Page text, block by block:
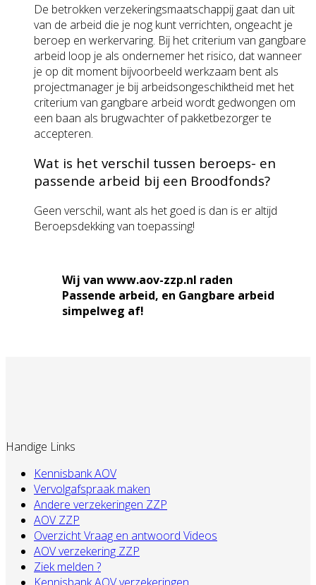
De betrokken verzekeringsmaatschappij gaat dan uit
van de arbeid die je nog kunt verrichten, ongeacht je
beroep en werkervaring. Bij het criterium van gangbare
arbeid loop je als ondernemer het risico, dat wanneer
je op dit moment bijvoorbeeld werkzaam bent als
projectmanager je bij arbeidsongeschiktheid met het
criterium van gangbare arbeid wordt gedwongen om
een baan als brugwachter of pakketbezorger te
accepteren.
Wat is het verschil tussen beroeps- en
passende arbeid bij een Broodfonds?
Geen verschil, want als het goed is dan is er altijd
Beroepsdekking van toepassing!
Wij van www.aov-zzp.nl raden
Passende arbeid, en Gangbare arbeid
simpelweg af!
Handige Links
Kennisbank AOV
Vervolgafspraak maken
Andere verzekeringen ZZP
AOV ZZP
Overzicht Vraag en antwoord Videos
AOV verzekering ZZP
Ziek melden ?